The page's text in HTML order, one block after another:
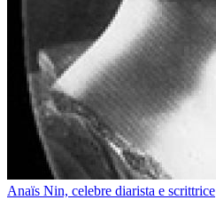
Anaïs Nin, celebre diarista e scrittrice